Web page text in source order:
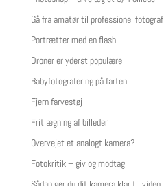
Gå fra amatør til professionel fotograf
Portrætter med en flash
Droner er yderst populære
Babyfotografering på farten
Fjern farvestøj
Fritlægning af billeder
Overvejet et analogt kamera?
Fotokritik – giv og modtag